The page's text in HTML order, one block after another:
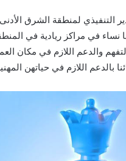
التنفيذي لمنطقة الشرق
نساء في مراكز ريادية في
والدعم اللازم في مكان
بالدعم اللازم في حياتهن